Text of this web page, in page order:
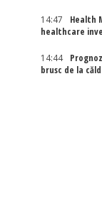
14:47
Health
healthcare
14:44
brusc de la